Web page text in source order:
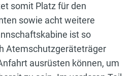
somit Platz für den
sowie acht weitere
ist so
Atemschutzgeräteträger
ausrüsten können, um